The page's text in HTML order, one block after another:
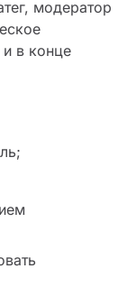
модератор
в конце